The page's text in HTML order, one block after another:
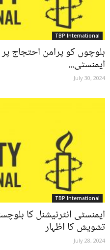
TBP International
بلوچوں کو پرامن احتجاج پر
ایمنسٹی...
July 30, 2024
TBP International
ایمنسٹی انٹرنیشنل کا
تشویش کا اظہار
July 28, 2024